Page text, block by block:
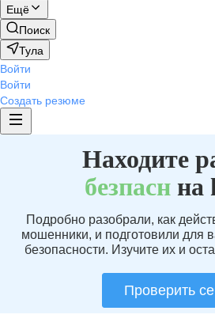
Ещё
Поиск
Тула
Войти
Войти
Создать резюме
Находите
безпаснна
Подробно разобрали, как
мошенники, и подготовили для
безопасности. Изучите их и
Проверить